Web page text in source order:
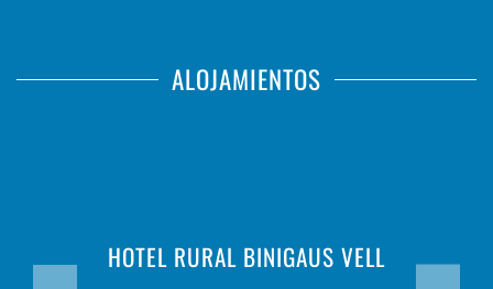
ALOJAMIENTOS
HOTEL RURAL BINIGAUS VELL